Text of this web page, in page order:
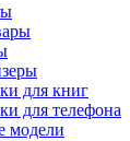
для книг
для телефона
модели